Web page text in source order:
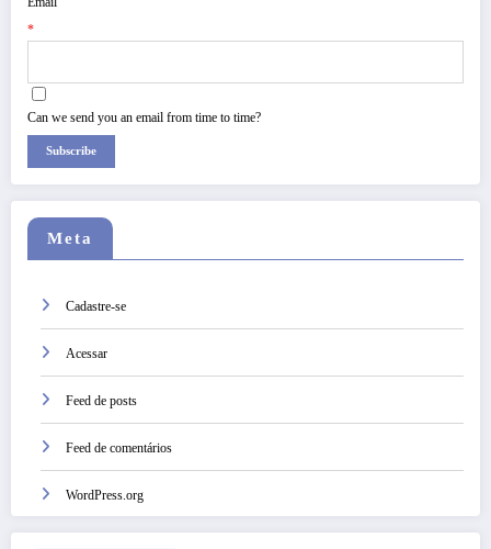
*
Can we send you an email from time to time?
Subscribe
Meta
Cadastre-se
Acessar
Feed de posts
Feed de comentários
WordPress.org